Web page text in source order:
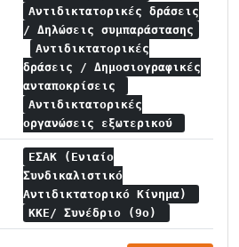
Αντιδικτατορικές δράσεις
/ Δηλώσεις συμπαράστασης
Αντιδικτατορικές
δράσεις / Δημοσιογραφικές
ανταποκρίσεις
Αντιδικτατορικές
οργανώσεις εξωτερικού
ΕΣΑΚ (Ενιαίο
Συνδικαλιστικό
Αντιδικτατορικό Κίνημα)
ΚΚΕ/ Συνέδριο (9ο)